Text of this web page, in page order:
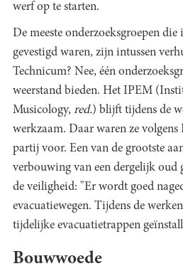
werf op te starten.
De meeste onderzoeksgroepen
gevestigd waren, zijn intussen
Technicum? Nee, één
weerstand bieden. Het IPEM
Musicology, red.) blijft tijdens de
werkzaam. Daar waren ze volgens
partij voor. Een van de grootste
verbouwing van een dergelijk oud
de veiligheid: "Er wordt goed
evacuatiewegen. Tijdens de
tijdelijke evacuatietrappen
Bouwwoede